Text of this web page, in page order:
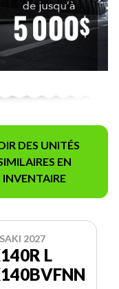
DES UNITÉS
EN
INVENTAIRE
2027
L